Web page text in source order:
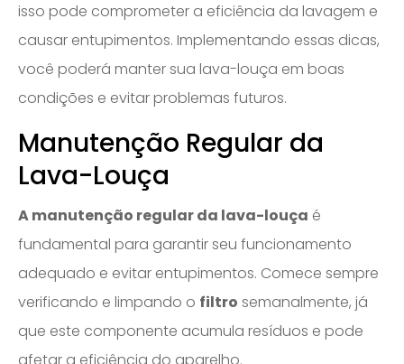
isso pode comprometer a eficiência da lavagem e
causar entupimentos. Implementando essas dicas,
você poderá manter sua lava-louça em boas
condições e evitar problemas futuros.
Manutenção Regular da
Lava-Louça
A manutenção regular da lava-louça é
fundamental para garantir seu funcionamento
adequado e evitar entupimentos. Comece sempre
verificando e limpando o filtro semanalmente, já
que este componente acumula resíduos e pode